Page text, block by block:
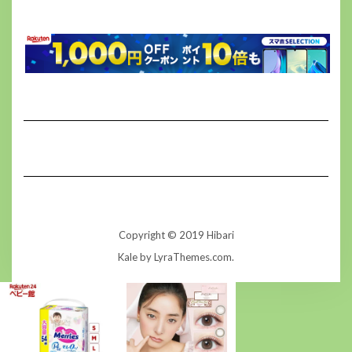
Copyright © 2019 Hibari
Kaleby LyraThemes.com.